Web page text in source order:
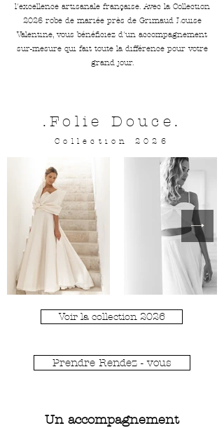
l'excellence artisanale française. Avec la Collection
2026 robe de mariée près de Grimaud Louise
Valentine, vous bénéficiez d'un accompagnement
sur-mesure qui fait toute la différence pour votre
grand jour.
.Folie Douce.
Collection 2026
Voir la collection 2026
Prendre Rendez - vous
Un accompagnement